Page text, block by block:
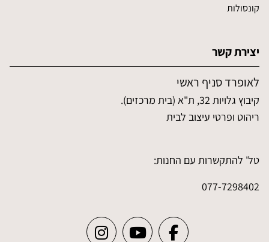
קונסולות
יצירת קשר
לאופרד סניף ראשי
קיבוץ גלויות 32, ת"א (בית מרכזים).
ריהוט ופרטי עיצוב לבית
טל' להתקשרות עם החנות:
077-7298402